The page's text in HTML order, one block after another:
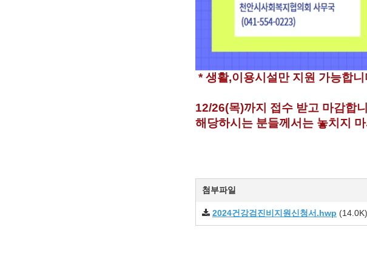
* 생활,이용시설만 지원 가능합니
12/26(목)까지 접수 받고 마감합
해당하시는 분들께서는 놓치지
첨부파일
2024건강검진비지원신청서.hwp (14.0K)